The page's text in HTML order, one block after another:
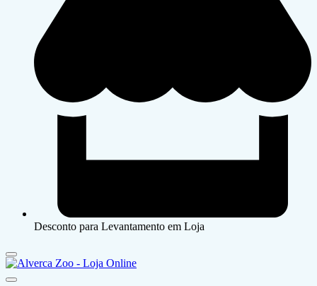
Desconto para Levantamento em Loja